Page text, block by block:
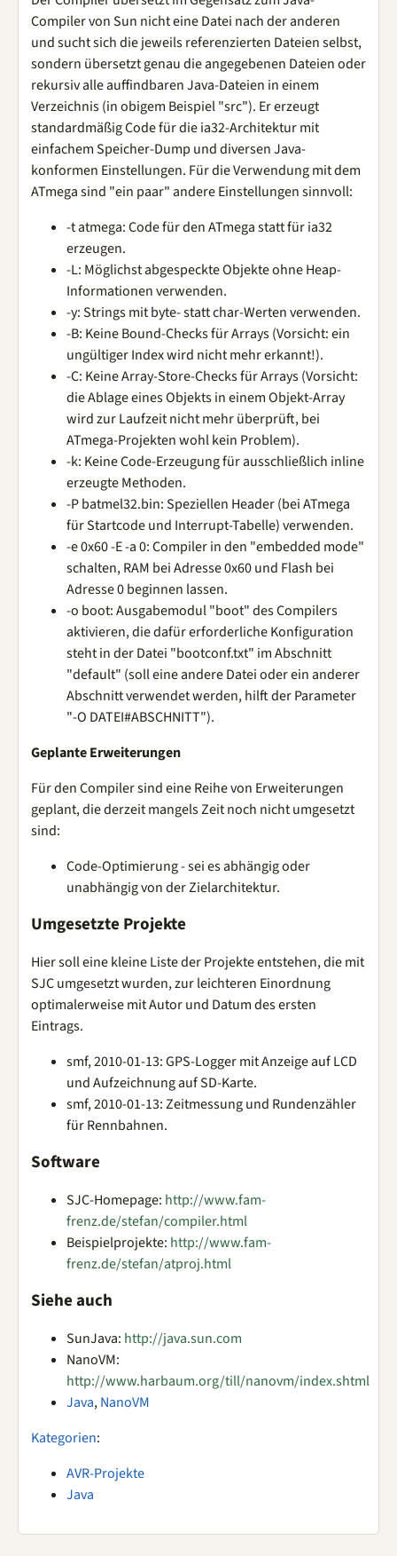
Compiler von Sun nicht eine Datei nach der anderen
und sucht sich die jeweils referenzierten Dateien selbst,
sondern übersetzt genau die angegebenen Dateien oder
rekursiv alle auffindbaren Java-Dateien in einem
Verzeichnis (in obigem Beispiel "src"). Er erzeugt
standardmäßig Code für die ia32-Architektur mit
einfachem Speicher-Dump und diversen Java-
konformen Einstellungen. Für die Verwendung mit dem
ATmega sind "ein paar" andere Einstellungen sinnvoll:
-t atmega: Code für den ATmega statt für ia32
erzeugen.
-L: Möglichst abgespeckte Objekte ohne Heap-
Informationen verwenden.
-y: Strings mit byte- statt char-Werten verwenden.
-B: Keine Bound-Checks für Arrays (Vorsicht: ein
ungültiger Index wird nicht mehr erkannt!).
-C: Keine Array-Store-Checks für Arrays (Vorsicht:
die Ablage eines Objekts in einem Objekt-Array
wird zur Laufzeit nicht mehr überprüft, bei
ATmega-Projekten wohl kein Problem).
-k: Keine Code-Erzeugung für ausschließlich inline
erzeugte Methoden.
-P batmel32.bin: Speziellen Header (bei ATmega
für Startcode und Interrupt-Tabelle) verwenden.
-e 0x60 -E -a 0: Compiler in den "embedded mode"
schalten, RAM bei Adresse 0x60 und Flash bei
Adresse 0 beginnen lassen.
-o boot: Ausgabemodul "boot" des Compilers
aktivieren, die dafür erforderliche Konfiguration
steht in der Datei "bootconf.txt" im Abschnitt
"default" (soll eine andere Datei oder ein anderer
Abschnitt verwendet werden, hilft der Parameter
"-O DATEI#ABSCHNITT").
Geplante Erweiterungen
Für den Compiler sind eine Reihe von Erweiterungen
geplant, die derzeit mangels Zeit noch nicht umgesetzt
sind:
Code-Optimierung - sei es abhängig oder
unabhängig von der Zielarchitektur.
Umgesetzte Projekte
Hier soll eine kleine Liste der Projekte entstehen, die mit
SJC umgesetzt wurden, zur leichteren Einordnung
optimalerweise mit Autor und Datum des ersten
Eintrags.
smf, 2010-01-13: GPS-Logger mit Anzeige auf LCD
und Aufzeichnung auf SD-Karte.
smf, 2010-01-13: Zeitmessung und Rundenzähler
für Rennbahnen.
Software
SJC-Homepage: http://www.fam-
frenz.de/stefan/compiler.html
Beispielprojekte: http://www.fam-
frenz.de/stefan/atproj.html
Siehe auch
SunJava: http://java.sun.com
NanoVM:
http://www.harbaum.org/till/nanovm/index.shtml
Java,NanoVM
Kategorien:
AVR-Projekte
Java